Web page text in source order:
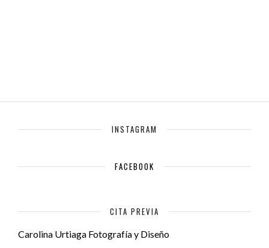
INSTAGRAM
FACEBOOK
CITA PREVIA
Carolina Urtiaga Fotografía y Diseño